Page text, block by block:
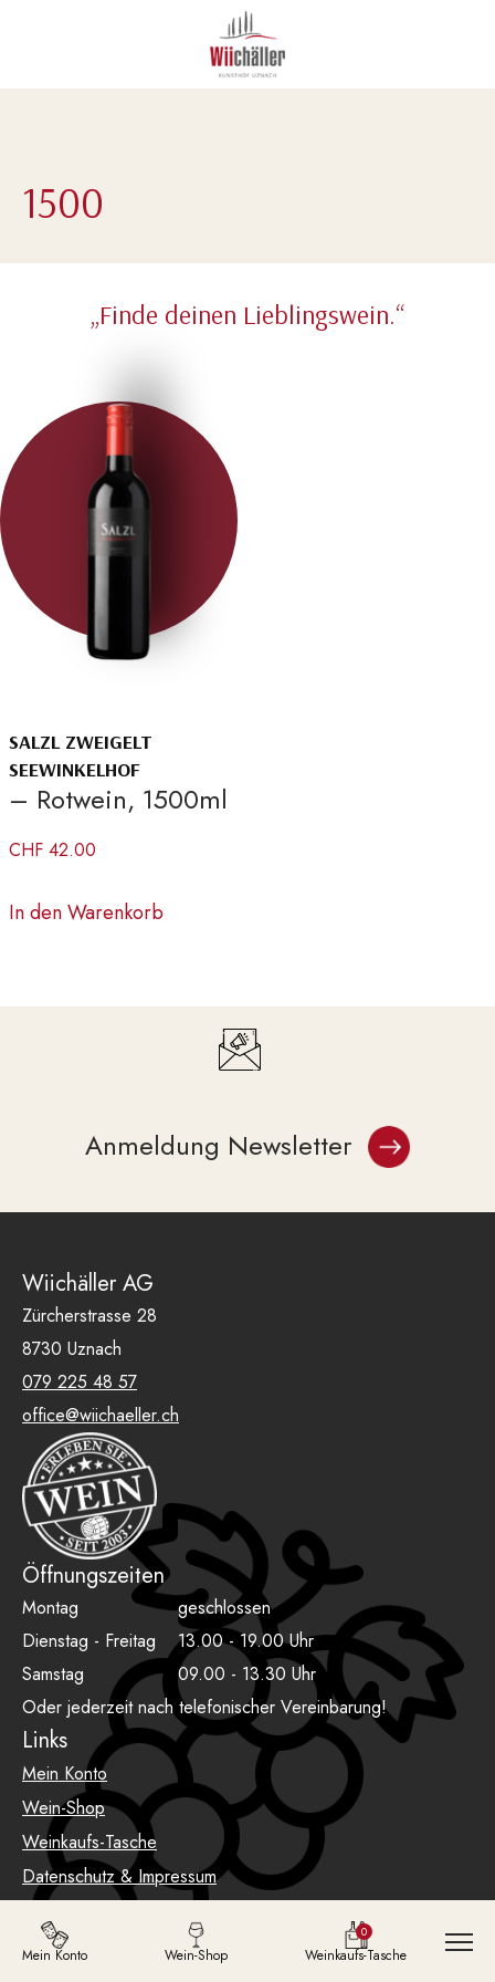
Mein Konto Wein-Shop Weinkaufs-Tasche
0
1500
„Finde deinen Lieblingswein.“
SALZL ZWEIGELT
SEEWINKELHOF
– Rotwein, 1500ml
CHF 42.00
In den Warenkorb
Anmeldung Newsletter
Wiichäller AG
Zürcherstrasse 28
8730 Uznach
079 225 48 57
office@wiichaeller.ch
Öffnungszeiten
Montag
geschlossen
Dienstag - Freitag
13.00 - 19.00 Uhr
Samstag
09.00 - 13.30 Uhr
Oder jederzeit nach telefonischer Vereinbarung!
Links
Mein Konto
Wein-Shop
Weinkaufs-Tasche
Datenschutz & Impressum